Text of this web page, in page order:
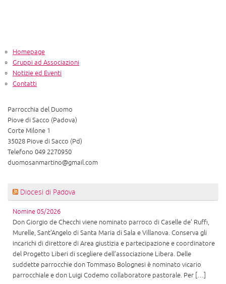
Homepage
Gruppi ad Associazioni
Notizie ed Eventi
Contatti
Parrocchia del Duomo
Piove di Sacco (Padova)
Corte Milone 1
35028 Piove di Sacco (Pd)
Telefono 049 2270950
duomosanmartino@gmail.com
Diocesi di Padova
Nomine 05/2026
Don Giorgio de Checchi viene nominato parroco di Caselle de’ Ruffi,
Murelle, Sant’Angelo di Santa Maria di Sala e Villanova. Conserva gli
incarichi di direttore di Area giustizia e partecipazione e coordinatore
del Progetto Liberi di scegliere dell’associazione Libera. Delle
suddette parrocchie don Tommaso Bolognesi è nominato vicario
parrocchiale e don Luigi Codemo collaboratore pastorale. Per […]